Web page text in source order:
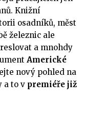
Knižní
osadníků, měst
železnic ale
a mnohdy
Americké
nový pohled na
a to v premiéře již